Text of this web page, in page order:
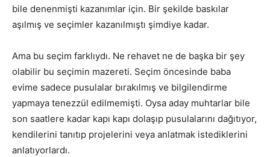
bile denenmişti kazanımlar için. Bir şekilde baskılar
aşılmış ve seçimler kazanılmıştı şimdiye kadar.
Ama bu seçim farklıydı. Ne rehavet ne de başka bir şey
olabilir bu seçimin mazereti. Seçim öncesinde baba
evime sadece pusulalar bırakılmış ve bilgilendirme
yapmaya tenezzül edilmemişti. Oysa aday muhtarlar bile
son saatlere kadar kapı kapı dolaşıp pusulalarını dağıtıyor,
kendilerini tanıtıp projelerini veya anlatmak istediklerini
anlatıyorlardı.